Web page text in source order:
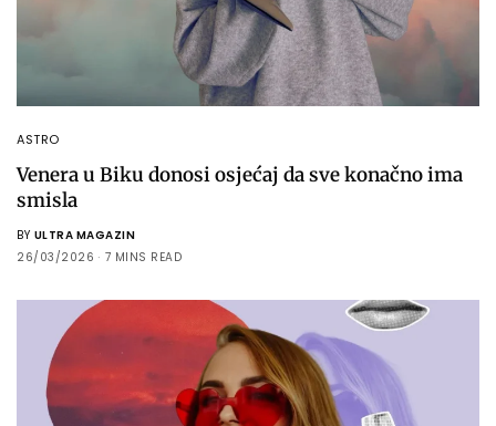
ASTRO
Venera u Biku donosi osjećaj da sve konačno ima
smisla
BY ULTRA MAGAZIN
26/03/2026
7 MINS READ